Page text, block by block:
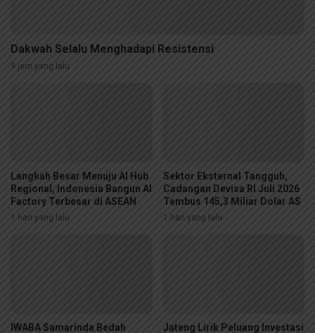
Dakwah Selalu Menghadapi Resistensi
9 jam yang lalu
Langkah Besar Menuju AI Hub
Regional, Indonesia Bangun AI
Factory Terbesar di ASEAN
1 hari yang lalu
Sektor Eksternal Tangguh,
Cadangan Devisa RI Juli 2026
Tembus 145,3 Miliar Dolar AS
1 hari yang lalu
IWABA Samarinda Bedah
Jateng Lirik Peluang Investasi